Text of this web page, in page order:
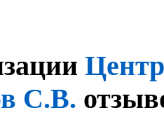
С.В.